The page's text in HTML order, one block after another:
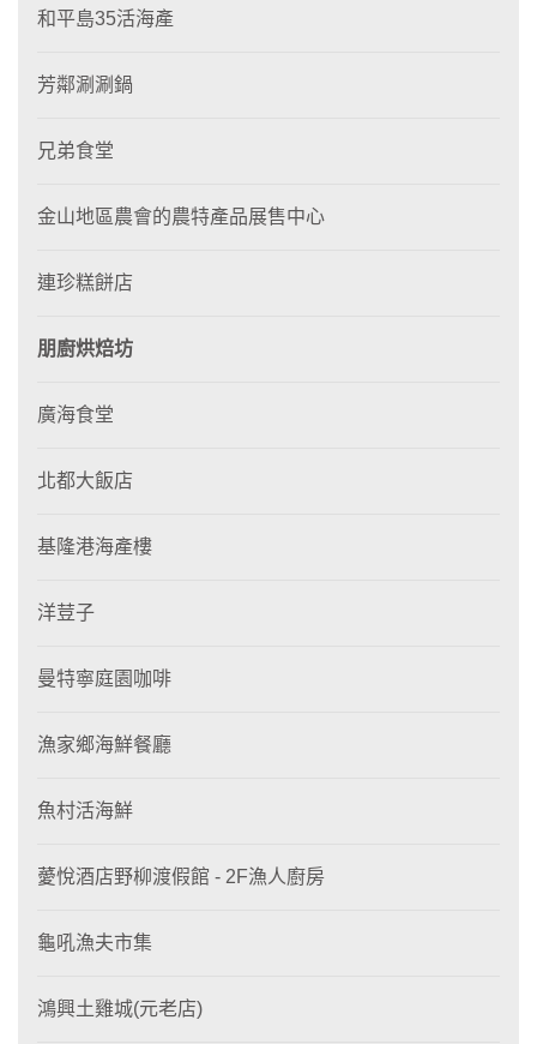
和平島35活海產
芳鄰涮涮鍋
兄弟食堂
金山地區農會的農特產品展售中心
連珍糕餅店
朋廚烘焙坊
廣海食堂
北都大飯店
基隆港海產樓
洋荳子
曼特寧庭園咖啡
漁家鄉海鮮餐廳
魚村活海鮮
薆悅酒店野柳渡假館 - 2F漁人廚房
龜吼漁夫市集
鴻興土雞城(元老店)